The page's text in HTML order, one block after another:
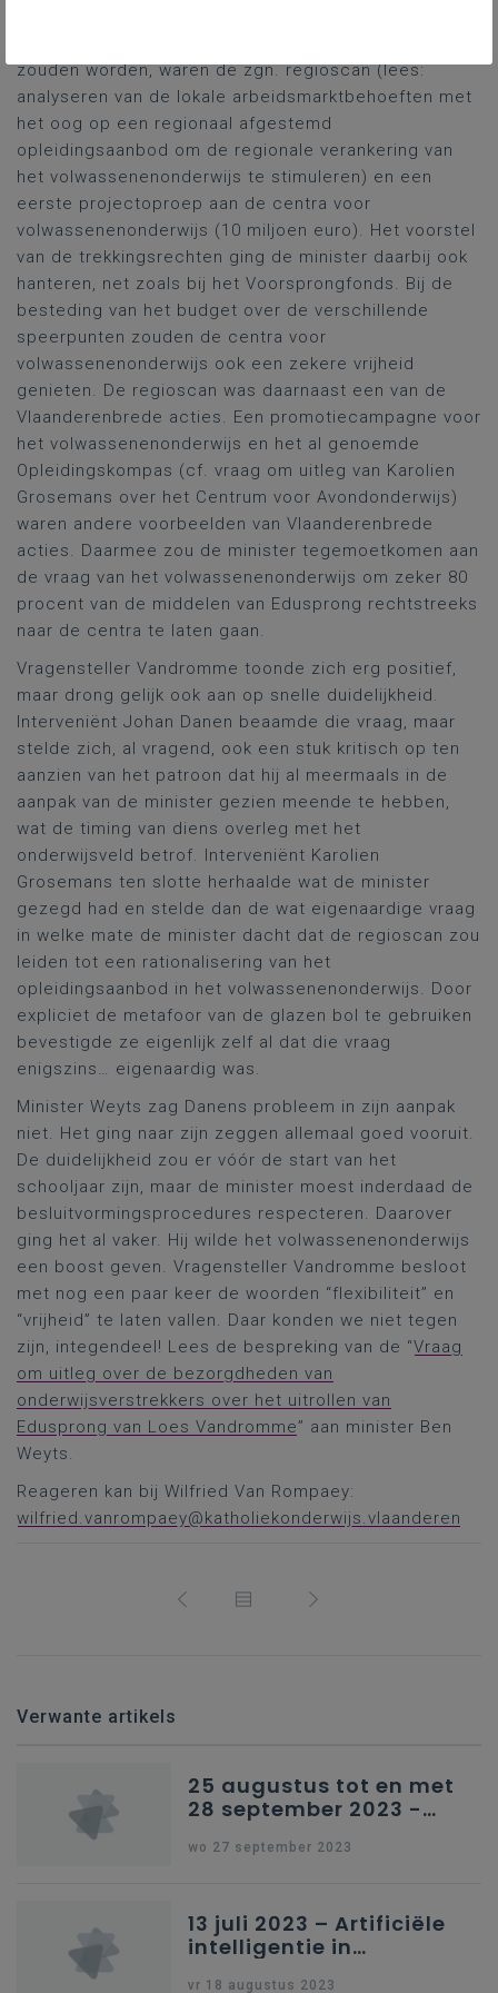
zouden worden, waren de zgn. regioscan (lees:
analyseren van de lokale arbeidsmarktbehoeften met
het oog op een regionaal afgestemd
opleidingsaanbod om de regionale verankering van
het volwassenenonderwijs te stimuleren) en een
eerste projectoproep aan de centra voor
volwassenenonderwijs (10 miljoen euro). Het voorstel
van de trekkingsrechten ging de minister daarbij ook
hanteren, net zoals bij het Voorsprongfonds. Bij de
besteding van het budget over de verschillende
speerpunten zouden de centra voor
volwassenenonderwijs ook een zekere vrijheid
genieten. De regioscan was daarnaast een van de
Vlaanderenbrede acties. Een promotiecampagne voor
het volwassenenonderwijs en het al genoemde
Opleidingskompas (cf. vraag om uitleg van Karolien
Grosemans over het Centrum voor Avondonderwijs)
waren andere voorbeelden van Vlaanderenbrede
acties. Daarmee zou de minister tegemoetkomen aan
de vraag van het volwassenenonderwijs om zeker 80
procent van de middelen van Edusprong rechtstreeks
naar de centra te laten gaan.
Vragensteller Vandromme toonde zich erg positief,
maar drong gelijk ook aan op snelle duidelijkheid.
Interveniënt Johan Danen beaamde die vraag, maar
stelde zich, al vragend, ook een stuk kritisch op ten
aanzien van het patroon dat hij al meermaals in de
aanpak van de minister gezien meende te hebben,
wat de timing van diens overleg met het
onderwijsveld betrof. Interveniënt Karolien
Grosemans ten slotte herhaalde wat de minister
gezegd had en stelde dan de wat eigenaardige vraag
in welke mate de minister dacht dat de regioscan zou
leiden tot een rationalisering van het
opleidingsaanbod in het volwassenenonderwijs. Door
expliciet de metafoor van de glazen bol te gebruiken
bevestigde ze eigenlijk zelf al dat die vraag
enigszins… eigenaardig was.
Minister Weyts zag Danens probleem in zijn aanpak
niet. Het ging naar zijn zeggen allemaal goed vooruit.
De duidelijkheid zou er vóór de start van het
schooljaar zijn, maar de minister moest inderdaad de
besluitvormingsprocedures respecteren. Daarover
ging het al vaker. Hij wilde het volwassenenonderwijs
een boost geven. Vragensteller Vandromme besloot
met nog een paar keer de woorden “flexibiliteit” en
“vrijheid” te laten vallen. Daar konden we niet tegen
zijn, integendeel! Lees de bespreking van de “Vraag
om uitleg over de bezorgdheden van
onderwijsverstrekkers over het uitrollen van
Edusprong van Loes Vandromme” aan minister Ben
Weyts.
Reageren kan bij Wilfried Van Rompaey:
wilfried.vanrompaey@katholiekonderwijs.vlaanderen
Verwante artikels
25 augustus tot en met
28 september 2023 -
wo 27 september 2023
13 juli 2023 – Artificiële
intelligentie in
vr 18 augustus 2023